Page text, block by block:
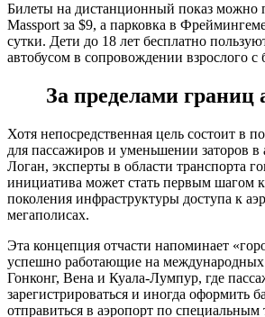
Билеты на дистанционный показ можно
Massport за $9, а парковка в
сутки. Дети до 18 лет бесплатно
автобусом в сопровождении взрослого с
За пределами границ
Хотя непосредственная цель состоит в
для пассажиров и уменьшении заторов в
Логан, эксперты в области транспорта
инициатива может стать первым шагом
поколения инфраструктуры доступа к
мегаполисах.
Эта концепция отчасти напоминает
успешно работающие на международных
Гонконг, Вена и Куала-Лумпур, где
зарегистрироваться и иногда оформить
отправиться в аэропорт по